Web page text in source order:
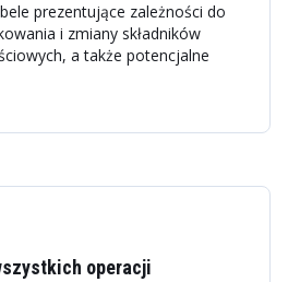
prezentujące zależności do
i zmiany składników
a także potencjalne
operacji